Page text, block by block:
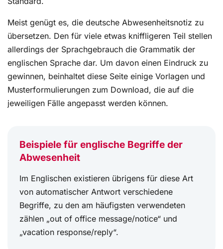
Meist genügt es, die deutsche Abwesenheitsnotiz zu
übersetzen. Den für viele etwas kniffligeren Teil stellen
allerdings der Sprachgebrauch die Grammatik der
englischen Sprache dar. Um davon einen Eindruck zu
gewinnen, beinhaltet diese Seite einige Vorlagen und
Musterformulierungen zum Download, die auf die
jeweiligen Fälle angepasst werden können.
Beispiele für englische Begriffe der
Abwesenheit
Im Englischen existieren übrigens für diese Art
von automatischer Antwort verschiedene
Begriffe, zu den am häufigsten verwendeten
zählen „out of office message/notice“ und
„vacation response/reply“.